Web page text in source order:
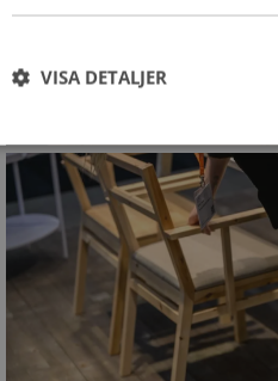
VISA DETALJER